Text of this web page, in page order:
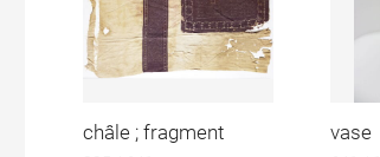
châle ; fragment vase